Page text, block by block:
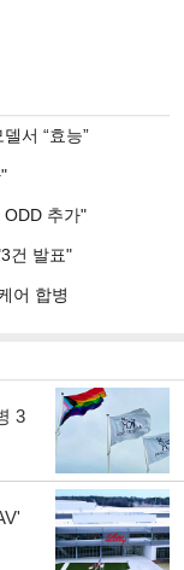
서 “효능”
ODD 추가"
건 발표"
어 합병
3